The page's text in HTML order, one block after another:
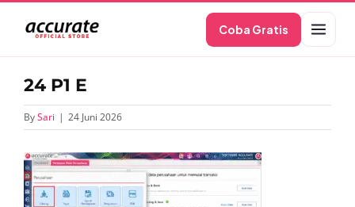
content
Coba Gratis
24 P1 E
BySari | 24 Juni 2026